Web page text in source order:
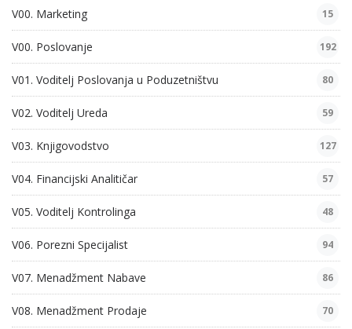
V00. Marketing 15
V00. Poslovanje 192
V01. Voditelj Poslovanja u Poduzetništvu 80
V02. Voditelj Ureda 59
V03. Knjigovodstvo 127
V04. Financijski Analitičar 57
V05. Voditelj Kontrolinga 48
V06. Porezni Specijalist 94
V07. Menadžment Nabave 86
V08. Menadžment Prodaje 70